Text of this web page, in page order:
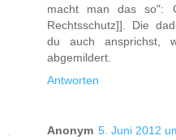
macht man das so":
Rechtsschutz]]. Die
du auch ansprichst,
abgemildert.
Antworten
Anonym 5. Juni 2012